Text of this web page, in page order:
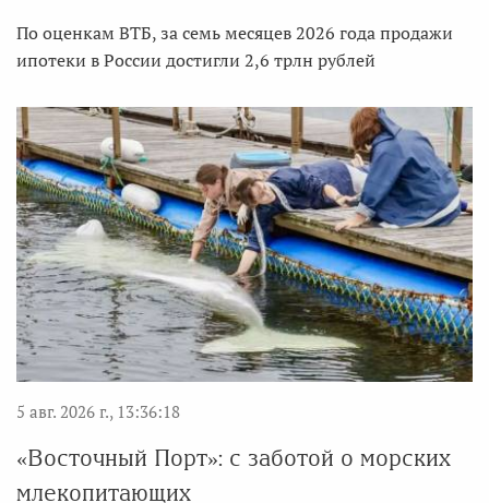
По оценкам ВТБ, за семь месяцев 2026 года продажи
ипотеки в России достигли 2,6 трлн рублей
5 авг. 2026 г., 13:36:18
«Восточный Порт»: с заботой о морских
млекопитающих